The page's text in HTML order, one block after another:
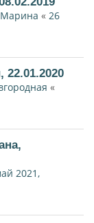
« 26
22.01.2020
«
2021,